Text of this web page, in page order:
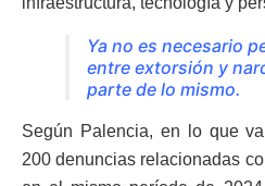
Ya no es necesario
entre extorsión y
parte de lo mismo.
Según Palencia, en lo que
200 denuncias relacionadas